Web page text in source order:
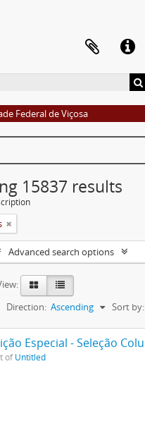
Federal de Viçosa
15837 results
Advanced search options
Sort by:
Direction: Ascending
ofUntitled